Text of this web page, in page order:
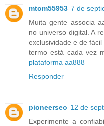
mtom55953 7 de
Muita gente associa
no universo digital. A
exclusividade e de
termo está cada vez
plataforma aa888
Responder
pioneerseo 12 de
Experimente a